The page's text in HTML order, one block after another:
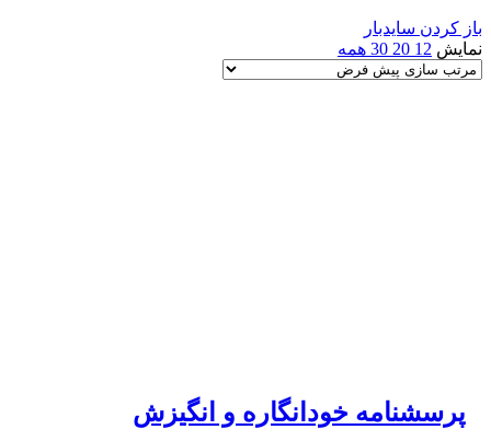
باز کردن سایدبار
نمایش 12
20
30 همه
پرسشنامه خودانگاره و انگیزش